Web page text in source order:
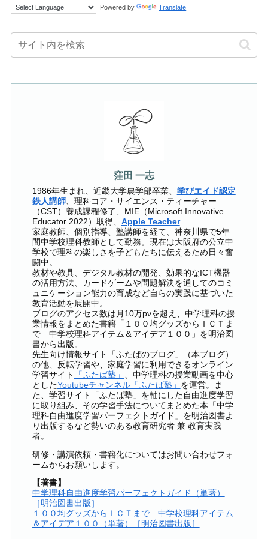
Powered by Translate
窪田 一志
1986年生まれ、近畿大学農学部卒業、 学びエイド認定
鉄人講師、理科コア・サイエンス・ティーチャー
（CST）養成課程修了、MIE（Microsoft Innovative
Educator 2022）取得、 Apple Teacher
家庭教師、個別指導、塾講師を経て、神奈川県で5年
間中学校理科教師として勤務。現在は大阪府の公立中
学校で理科の楽しさを子どもたちに伝えるため日々奮
闘中。
教材や教具、デジタル教材の開発、効果的なICT機器
の活用方法、カードゲームや問題解決を通してのコミ
ュニケーション能力の育成など自らの実践に基づいた
教育活動を展開中。
ブログのアクセス数は月10万pvを超え、中学理科の授
業情報をまとめた書籍「１００均グッズからＩＣＴま
で 中学校理科アイテム＆アイデア１００」を明治図
書から出版。
先生向け情報サイト「ふたばのブログ」（本ブログ）
の他、反転学習や、家庭学習に利用できるオンライン
学習サイト
「ふたば塾」 、中学理科の授業動画を中心
としたYoutubeチャンネル「ふたば塾」 を運営。ま
た、学習サイト「ふたば塾」を軸にした自由進度学習
に取り組み、その学習手法についてまとめた本「中学
理科自由進度学習パーフェクトガイド」を明治図書よ
り出版するなど勢いのある教育研究者 兼 教育実践
者。
研修・講演依頼・書籍化についてはお問い合わせフォ
ームからお願いします。
【著書】
中学理科自由進度学習パーフェクトガイド（単著）
［明治図書出版］
１００均グッズからＩＣＴまで 中学校理科アイテム
＆アイデア１００（単著）［明治図書出版］